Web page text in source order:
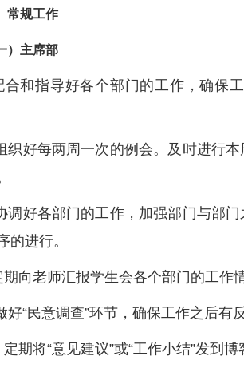
常规工作
）主席部
合和指导好各个部门的工作，确保
织好每两周一次的例会。及时进行
调好各部门的工作，加强部门与部
的进行。
期向老师汇报学生会各个部门的工作
好“民意调查”环节，确保工作之后
定期将“意见建议”或“工作小结”发到